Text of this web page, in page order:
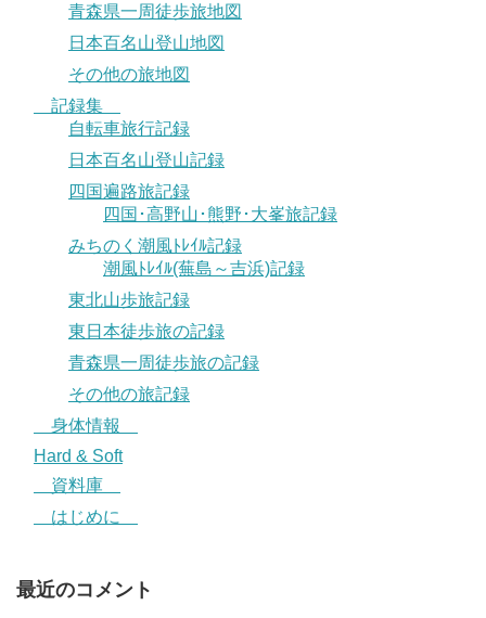
青森県一周徒歩旅地図
日本百名山登山地図
その他の旅地図
記録集
自転車旅行記録
日本百名山登山記録
四国遍路旅記録
四国･高野山･熊野･大峯旅記録
みちのく潮風ﾄﾚｲﾙ記録
潮風ﾄﾚｲﾙ(蕪島～吉浜)記録
東北山歩旅記録
東日本徒歩旅の記録
青森県一周徒歩旅の記録
その他の旅記録
身体情報
Hard & Soft
資料庫
はじめに
最近のコメント